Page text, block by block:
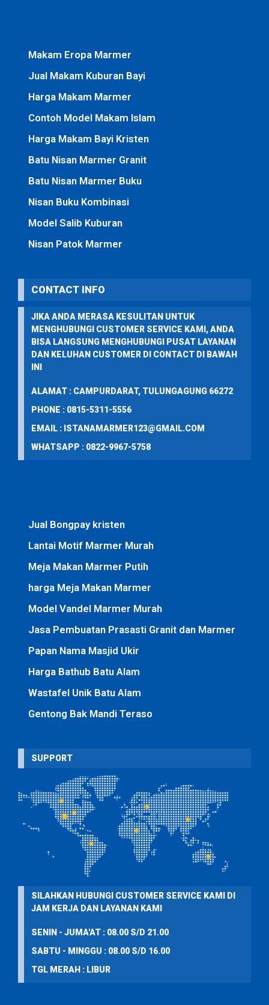
Makam Eropa Marmer
Jual Makam Kuburan Bayi
Harga Makam Marmer
Contoh Model Makam Islam
Harga Makam Bayi Kristen
Batu Nisan Marmer Granit
Batu Nisan Marmer Buku
Nisan Buku Kombinasi
Model Salib Kuburan
Nisan Patok Marmer
CONTACT INFO
JIKA ANDA MERASA KESULITAN UNTUK
MENGHUBUNGI CUSTOMER SERVICE KAMI, ANDA
BISA LANGSUNG MENGHUBUNGI PUSAT LAYANAN
DAN KELUHAN CUSTOMER DI CONTACT DI BAWAH
INI
ALAMAT : CAMPURDARAT, TULUNGAGUNG 66272
PHONE : 0815-5311-5556
EMAIL : ISTANAMARMER123@GMAIL.COM
WHATSAPP : 0822-9967-5758
Jual Bongpay kristen
Lantai Motif Marmer Murah
Meja Makan Marmer Putih
harga Meja Makan Marmer
Model Vandel Marmer Murah
Jasa Pembuatan Prasasti Granit dan Marmer
Papan Nama Masjid Ukir
Harga Bathub Batu Alam
Wastafel Unik Batu Alam
Gentong Bak Mandi Teraso
SUPPORT
SILAHKAN HUBUNGI CUSTOMER SERVICE KAMI DI
JAM KERJA DAN LAYANAN KAMI
SENIN - JUMA'AT : 08.00 S/D 21.00
SABTU - MINGGU : 08.00 S/D 16.00
TGL MERAH : LIBUR